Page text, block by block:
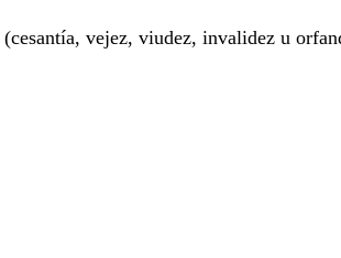
(cesantía, vejez, viudez, invalidez u